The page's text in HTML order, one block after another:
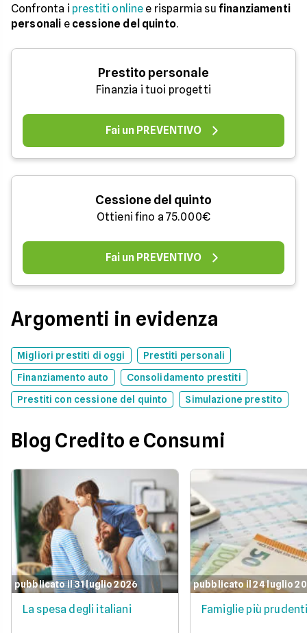
Confronta i prestiti online e risparmia su finanziamenti
personali e cessione del quinto.
Prestito personale
Finanzia i tuoi progetti
Fai un PREVENTIVO
Cessione del quinto
Ottieni fino a 75.000€
Fai un PREVENTIVO
Argomenti in evidenza
Migliori prestiti di oggi
Prestiti personali
Finanziamento auto
Consolidamento prestiti
Prestiti con cessione del quinto
Simulazione prestito
Blog Credito e Consumi
pubblicato il 31 luglio 2026
La spesa degli italiani
pubblicato il 24 luglio
Famiglie più